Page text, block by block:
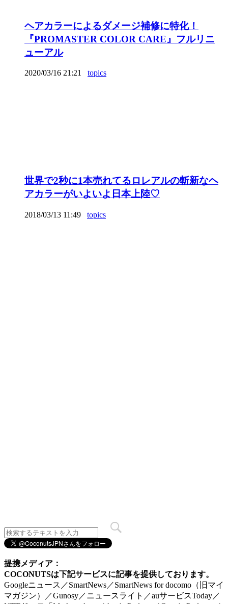
ヘアカラーによるダメージ補修に特化！
『PROMASTER COLOR CARE』フルリニ
ューアル
2020/03/16 21:21 topics
世界で2秒に1本売れてるロレアルの斬新なヘ
アカラーがいよいよ日本上陸♡
2018/03/13 11:49 topics
提携メディア：
COCONUTSは下記サービスに記事を提供しております。
Googleニュース／SmartNews／SmartNews for docomo（旧マイ
マガジン）／Gunosy／ニュースライト／auサービスToday／